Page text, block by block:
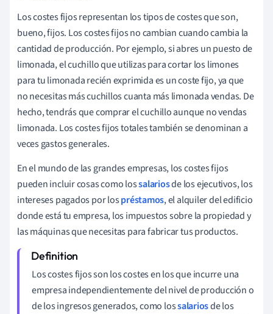
Los costes fijos representan los tipos de costes que son,
bueno, fijos. Los costes fijos no cambian cuando cambia la
cantidad de producción. Por ejemplo, si abres un puesto de
limonada, el cuchillo que utilizas para cortar los limones
para tu limonada recién exprimida es un coste fijo, ya que
no necesitas más cuchillos cuanta más limonada vendas. De
hecho, tendrás que comprar el cuchillo aunque no vendas
limonada. Los costes fijos totales también se denominan a
veces gastos generales.
En el mundo de las grandes empresas, los costes fijos
pueden incluir cosas como lossalariosde los ejecutivos, los
intereses pagados por lospréstamos, el alquiler del edificio
donde está tu empresa, los impuestos sobre la propiedad y
las máquinas que necesitas para fabricar tus productos.
Los costes fijos son los costes en los que incurre una
empresa independientemente del nivel de producción o
de los ingresos generados, como lossalariosde los